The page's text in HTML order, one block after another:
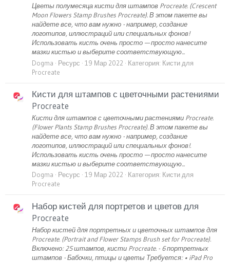
Цветы полумесяца кисти для штампов Procreate. (Crescent
Moon Flowers Stamp Brushes Procreate). В этом пакете вы
найдете все, что вам нужно - например, создание
логотипов, иллюстраций или специальных фонов!
Использовать кисть очень просто — просто нанесите
мазки кистью и выберите соответствующую...
Dogma
Ресурс 19 Мар 2022 Категория: Кисти для
Procreate
Кисти для штампов с цветочными растениями
Procreate
Кисти для штампов с цветочными растениями Procreate.
(Flower Plants Stamp Brushes Procreate). В этом пакете вы
найдете все, что вам нужно - например, создание
логотипов, иллюстраций или специальных фонов!.
Использовать кисть очень просто — просто нанесите
мазки кистью и выберите соответствующую...
Dogma
Ресурс 19 Мар 2022 Категория: Кисти для
Procreate
Набор кистей для портретов и цветов для
Procreate
Набор кистей для портретных и цветочных штампов для
Procreate. (Portrait and Flower Stamps Brush set for Procreate).
Включено: 25 штампов, кисти Procreate. - 6 портретных
штампов - Бабочки, птицы и цветы Требуется: • iPad Pro